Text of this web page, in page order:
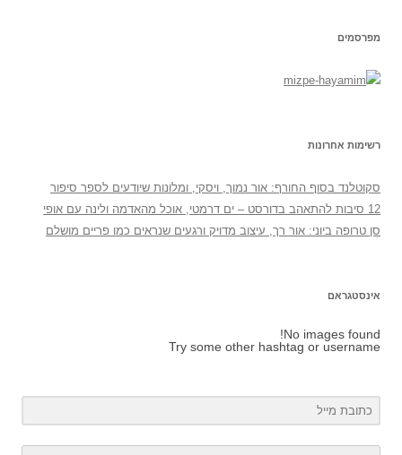
מפרסמים
רשימות אחרונות
סקוטלנד בסוף החורף: אור נמוך, ויסקי, ומלונות שיודעים לספר סיפור
12 סיבות להתאהב בדורסט – ים דרמטי, אוכל מהאדמה ולינה עם אופי
סן טרופה ביוני: אור רך, עיצוב מדויק ורגעים שנראים כמו פריים מושלם
אינסטגראם
No images found!
Try some other hashtag or username